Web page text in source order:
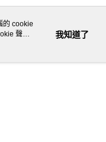
的 cookie
聲明
我知道了